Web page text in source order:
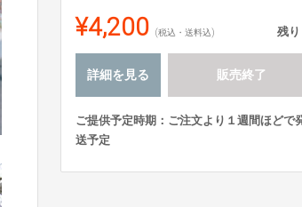
¥4,200 (税込・送料込) 残り
詳細を見る 販売終了
ご提供予定時期：ご注文より１週間ほどで
送予定